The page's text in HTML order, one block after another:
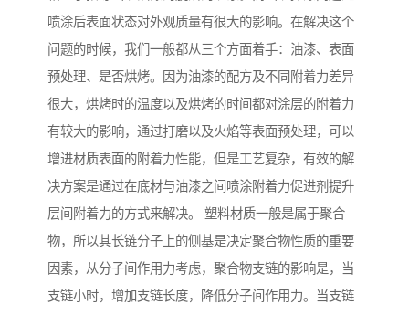
喷涂后表面状态对外观质量有很大的影响。在解决这个
问题的时候，我们一般都从三个方面着手：油漆、表面
预处理、是否烘烤。因为油漆的配方及不同附着力差异
很大，烘烤时的温度以及烘烤的时间都对涂层的附着力
有较大的影响，通过打磨以及火焰等表面预处理，可以
增进材质表面的附着力性能，但是工艺复杂，有效的解
决方案是通过在底材与油漆之间喷涂附着力促进剂提升
层间附着力的方式来解决。 塑料材质一般是属于聚合
物，所以其长链分子上的侧基是决定聚合物性质的重要
因素，从分子间作用力考虑，聚合物支链的影响是，当
支链小时，增加支链长度，降低分子间作用力。当支链